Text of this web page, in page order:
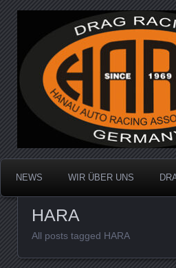
Hanau
Dragracing auf der 1/4 Meile
NEWS WIR ÜBER UNS
HARA
All posts tagged HARA